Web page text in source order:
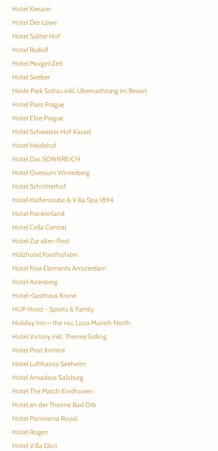
Hotel Kreuzer
Hotel Der Löwe
Hotel Saliter Hof
Hotel Rudolf
Hotel MorgenZeit
Hotel Seeber
Heide Park Soltau inkl. Übernachtung im Resort
Hotel Paris Prague
Hotel Elite Prague
Hotel Schweizer Hof Kassel
Hotel Heidehof
Hotel Das SONNREICH
Hotel Oversum Winterberg
Hotel Schnitterhof
Hotel Halfenstube & Villa Spa 1894
Hotel Frankenland
Hotel Cella Central
Hotel Zur alten Post
Holzhotel Forsthofalm
Hotel Four Elements Amsterdam
Hotel Azenberg
Hotel-Gasthaus Krone
HUP Hotel - Sports & Family
Holiday Inn – the niu, Loco Munich North
Hotel Victory inkl. Therme Erding
Hotel Post Krimml
Hotel Lufthansa Seeheim
Hotel Amadeus Salzburg
Hotel The Match Eindhoven
Hotel an der Therme Bad Orb
Hotel Panorama Royal
Hotel Rogen
Hotel Villa Glori